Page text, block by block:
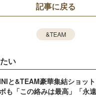
記事に戻る
&TEAM
い
と&TEAM豪華集結ショッ
も「この絡みは最高」「永